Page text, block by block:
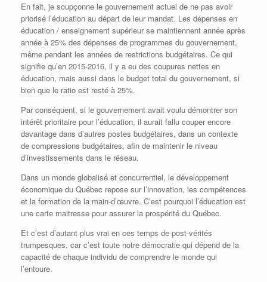
En fait, je soupçonne le gouvernement actuel de ne pas avoir
priorisé l’éducation au départ de leur mandat. Les dépenses en
éducation / enseignement supérieur se maintiennent année après
année à 25% des dépenses de programmes du gouvernement,
même pendant les années de restrictions budgétaires. Ce qui
signifie qu’en 2015-2016, il y a eu des coupures nettes en
éducation, mais aussi dans le budget total du gouvernement, si
bien que le ratio est resté à 25%.
Par conséquent, si le gouvernement avait voulu démontrer son
intérêt prioritaire pour l’éducation, il aurait fallu couper encore
davantage dans d’autres postes budgétaires, dans un contexte
de compressions budgétaires, afin de maintenir le niveau
d’investissements dans le réseau.
Dans un monde globalisé et concurrentiel, le développement
économique du Québec repose sur l’innovation, les compétences
et la formation de la main-d’œuvre. C’est pourquoi l’éducation est
une carte maitresse pour assurer la prospérité du Québec.
Et c’est d’autant plus vrai en ces temps de post-vérités
trumpesques, car c’est toute notre démocratie qui dépend de la
capacité de chaque individu de comprendre le monde qui
l’entoure.